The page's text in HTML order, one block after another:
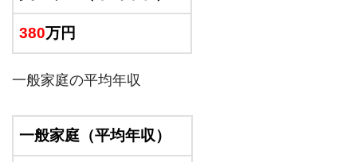
380万円
一般家庭の平均年収
一般家庭（平均年収）